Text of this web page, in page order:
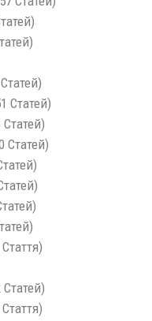
Статей)
Статей)
Статей)
Статей)